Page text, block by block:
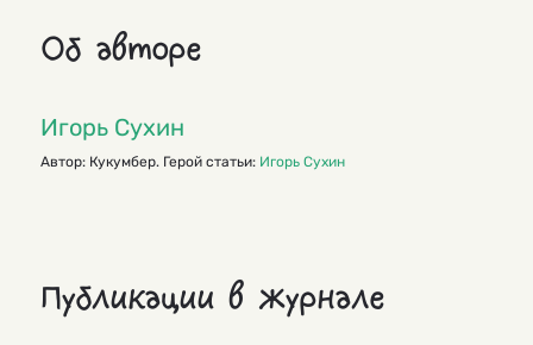
Об авторе
Игорь Сухин
Автор: Кукумбер. Герой статьи: Игорь Сухин
Публикации в журнале